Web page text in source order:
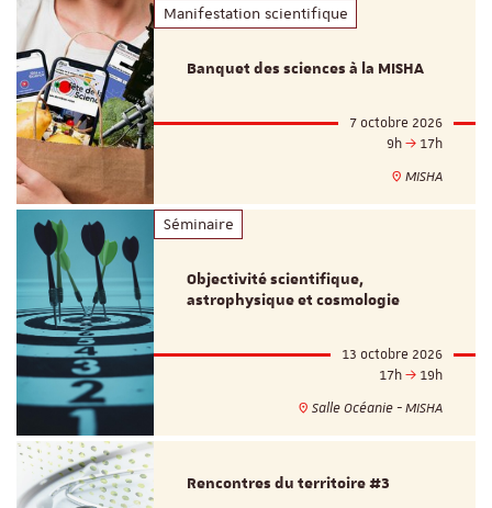
Manifestation scientifique
Banquet des sciences à la MISHA
7 octobre 2026
9h
17h
MISHA
Séminaire
Objectivité scientifique,
astrophysique et cosmologie
13 octobre 2026
17h
19h
Salle Océanie - MISHA
Rencontres du territoire #3